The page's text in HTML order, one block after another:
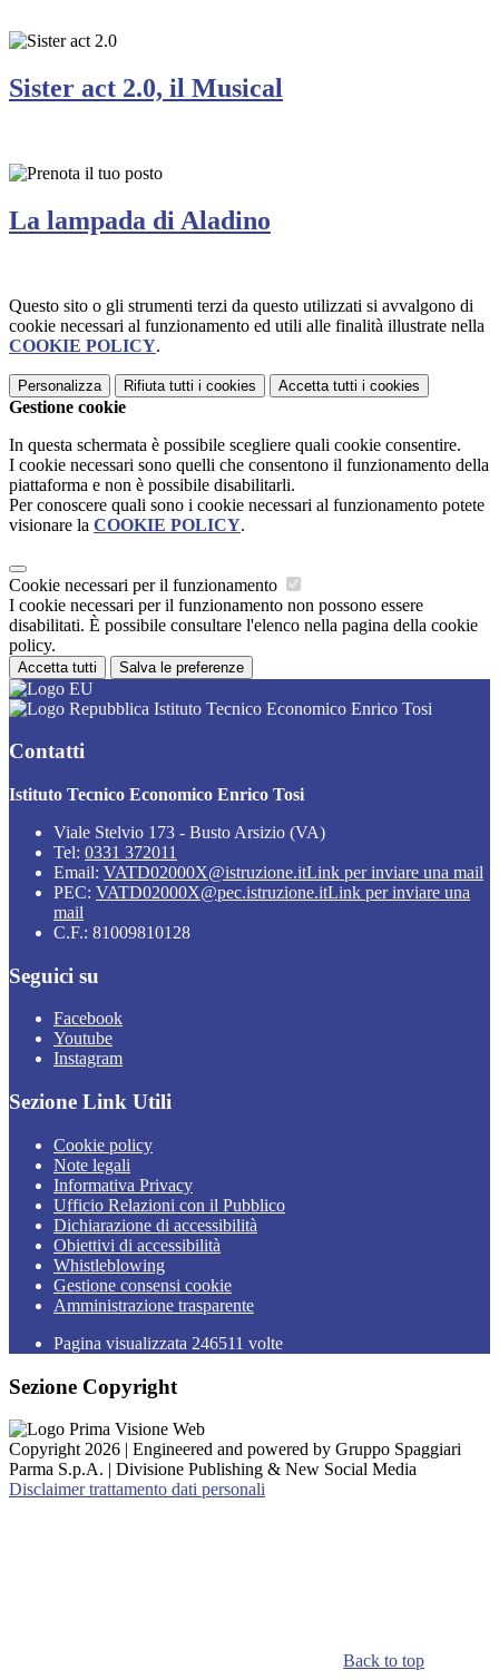
Sister act 2.0, il Musical
La lampada di Aladino
Questo sito o gli strumenti terzi da questo utilizzati si avvalgono di
cookie necessari al funzionamento ed utili alle finalità illustrate nella
COOKIE POLICY.
Personalizza Rifiuta tutti i cookies Accetta tutti i cookies
Gestione cookie
In questa schermata è possibile scegliere quali cookie consentire.
I cookie necessari sono quelli che consentono il funzionamento della
piattaforma e non è possibile disabilitarli.
Per conoscere quali sono i cookie necessari al funzionamento potete
visionare la COOKIE POLICY.
Cookie necessari per il funzionamento
I cookie necessari per il funzionamento non possono essere
disabilitati. È possibile consultare l'elenco nella pagina della cookie
policy.
Accetta tutti Salva le preferenze
Istituto Tecnico Economico Enrico Tosi
Contatti
Istituto Tecnico Economico Enrico Tosi
Viale Stelvio 173 - Busto Arsizio (VA)
Tel: 0331 372011
Email: VATD02000X@istruzione.itLink per inviare una mail
PEC: VATD02000X@pec.istruzione.itLink per inviare una
mail
C.F.: 81009810128
Seguici su
Facebook
Youtube
Instagram
Sezione Link Utili
Cookie policy
Note legali
Informativa Privacy
Ufficio Relazioni con il Pubblico
Dichiarazione di accessibilità
Obiettivi di accessibilità
Whistleblowing
Gestione consensi cookie
Amministrazione trasparente
Pagina visualizzata 246511 volte
Sezione Copyright
Copyright 2026 | Engineered and powered by Gruppo Spaggiari
Parma S.p.A. | Divisione Publishing & New Social Media
Disclaimer trattamento dati personali
Back to top